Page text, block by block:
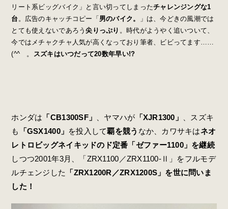
リート系ビッグバイク」と言い切ってしまったチャレンジングな1
台 。広告のキャッチコピー「 男のバイク。
」は、今どきの風潮では
とても使えないであろう尖りっぷり 。時代がようやく追いついて、
今ではメチャクチャ人気が高くなっており筆者、ビビってます……
(^^ゞ。
スズキはいつだって20数年早い!?
ホンダは 「CB1300SF」 、ヤマハが 「XJR1300」
、スズキ
も
「GSX1400」 を投入して覇を競う なか、カワサキはネオ
レトロビッグネイキッドのド定番「ゼファー1100」を継続
しつつ2001年3月、「ZRX1100／ZRX1100-Ⅱ」をフルモデ
ルチェンジした
「ZRX1200R／ZRX1200S」を世に問いま
した！